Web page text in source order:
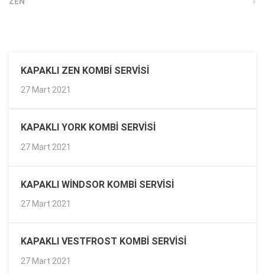
KAPAKLI ZEN KOMBI SERVISI
27 Mart 2021
KAPAKLI YORK KOMBI SERVISI
27 Mart 2021
KAPAKLI WINDSOR KOMBI SERVISI
27 Mart 2021
KAPAKLI VESTFROST KOMBI SERVISI
27 Mart 2021